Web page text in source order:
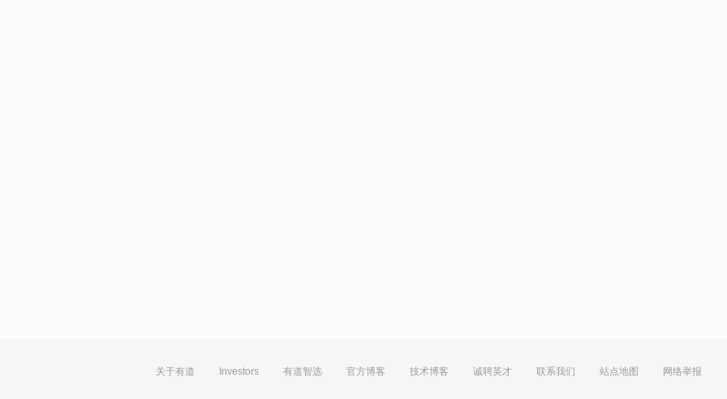
关于有道 Investors 有道智选 官方博客 技术博客 诚聘英才 联系我们 站点地图 网络举报